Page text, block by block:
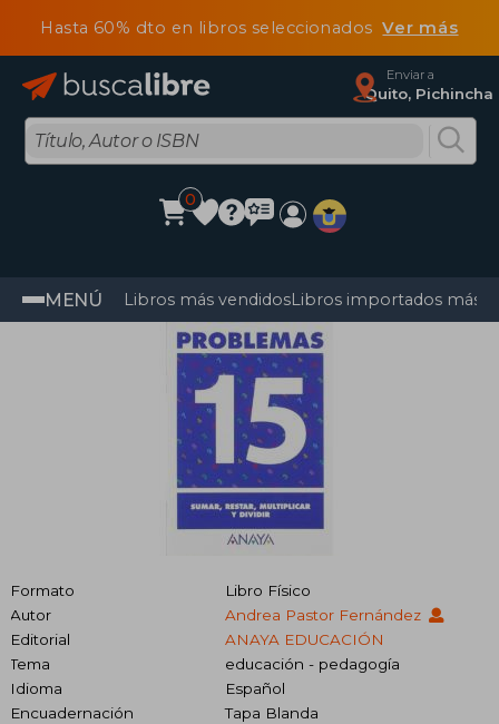
Hasta 60% dto en libros seleccionadosVer más
Enviar a
Quito, Pichincha
0
MENÚ Libros más vendidosLibros importados más
Formato
Libro Físico
Autor
Andrea Pastor Fernández
Editorial
ANAYA EDUCACIÓN
Tema
educación - pedagogía
Idioma
Español
Encuadernación
Tapa Blanda